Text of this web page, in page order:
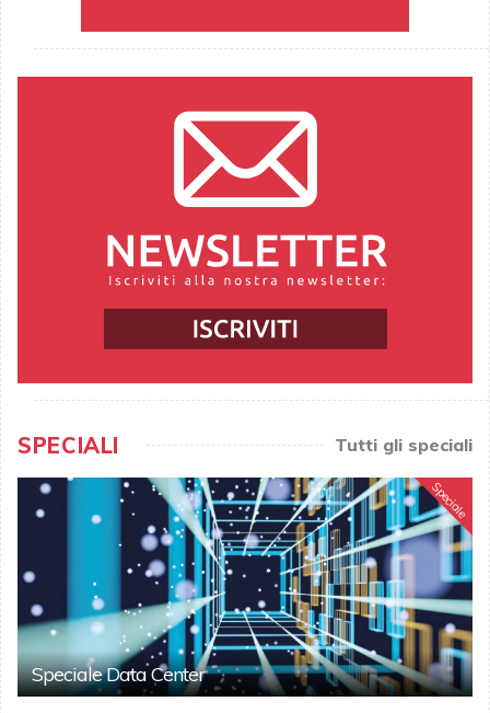
SPECIALI Tutti gli speciali
Speciale
Speciale Data Center